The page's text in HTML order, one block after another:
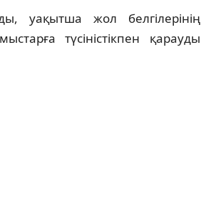
уақытша жол белгілерінің
түсіністікпен қарауды